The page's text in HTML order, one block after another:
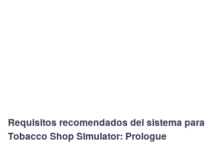
Requisitos recomendados del sistema para
Tobacco Shop Simulator: Prologue